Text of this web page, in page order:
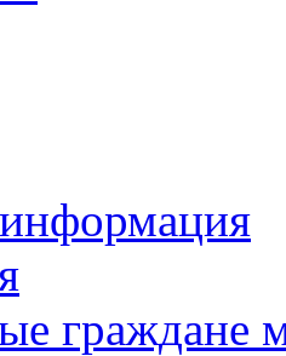
граждане